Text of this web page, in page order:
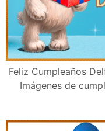
Feliz Cumpleaños
Imágenes de